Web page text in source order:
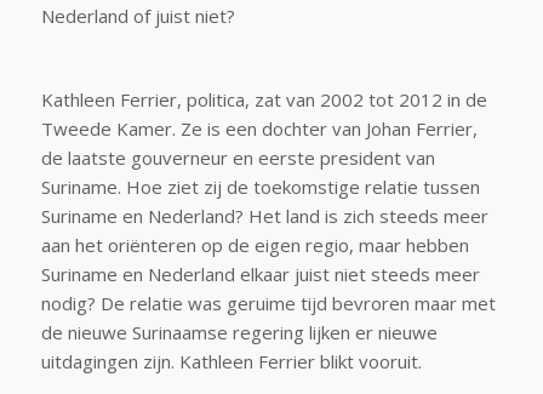
Nederland of juist niet?
Kathleen Ferrier, politica, zat van 2002 tot 2012 in de
Tweede Kamer. Ze is een dochter van Johan Ferrier,
de laatste gouverneur en eerste president van
Suriname. Hoe ziet zij de toekomstige relatie tussen
Suriname en Nederland? Het land is zich steeds meer
aan het oriënteren op de eigen regio, maar hebben
Suriname en Nederland elkaar juist niet steeds meer
nodig? De relatie was geruime tijd bevroren maar met
de nieuwe Surinaamse regering lijken er nieuwe
uitdagingen zijn. Kathleen Ferrier blikt vooruit.